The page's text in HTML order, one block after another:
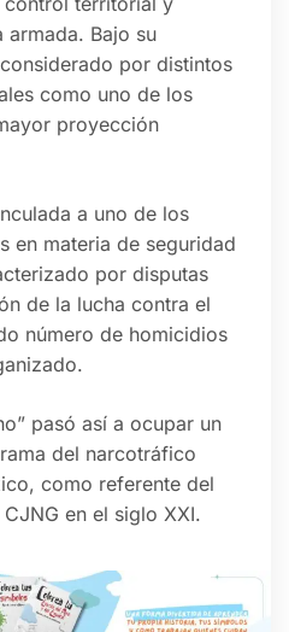
armada. Bajo su
por distintos
como uno de los
proyección
a uno de los
en materia de seguridad
por disputas
de la lucha contra el
número de homicidios
pasó así a ocupar un
del narcotráfico
como referente del
en el siglo XXI.